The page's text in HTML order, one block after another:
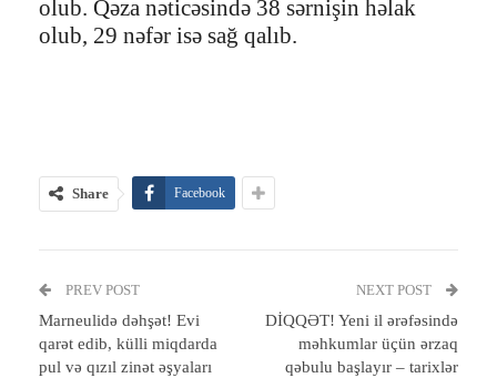
olub. Qəza nəticəsində 38 sərnişin həlak
olub, 29 nəfər isə sağ qalıb.
Share Facebook
PREV POST
Marneulidə dəhşət! Evi
qarət edib, külli miqdarda
pul və qızıl zinət əşyaları
NEXT POST
DİQQƏT! Yeni il ərəfəsində
məhkumlar üçün ərzaq
qəbulu başlayır – tarixlər